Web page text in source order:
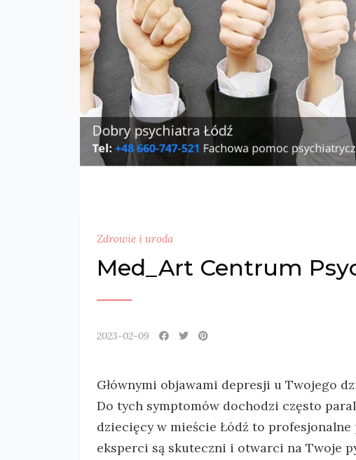
Zdrowie i uroda
Med_Art Centrum
2023-02-09
Głównymi objawami depresji u Twojego
Do tych symptomów dochodzi często
dziecięcy w mieście Łódź to
eksperci są skuteczni i otwarci na Twoje